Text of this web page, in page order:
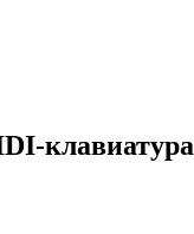
клавиатура